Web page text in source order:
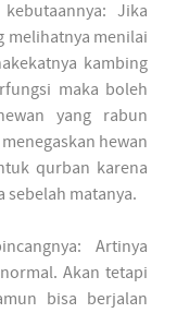
Jika
melihatnya menilai
kambing
maka boleh
yang rabun
hewan
qurban karena
sebelah matanya.
Artinya
Akan tetapi
bisa berjalan